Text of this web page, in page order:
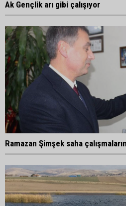
Ak Gençlik arı gibi çalışıyor
Ramazan Şimşek saha